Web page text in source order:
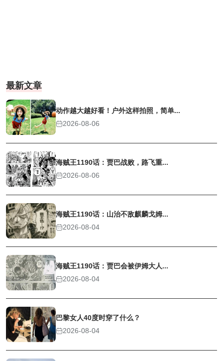
最新文章
动作越大越好看！户外这样拍照，简单...
2026-08-06
海贼王1190话：贾巴战败，路飞重...
2026-08-06
海贼王1190话：山治不敌麒麟戈姆...
2026-08-04
海贼王1190话：贾巴会被伊姆大人...
2026-08-04
巴黎女人40度时穿了什么？
2026-08-04